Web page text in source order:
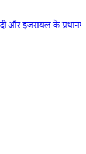
नेतन्याहू के